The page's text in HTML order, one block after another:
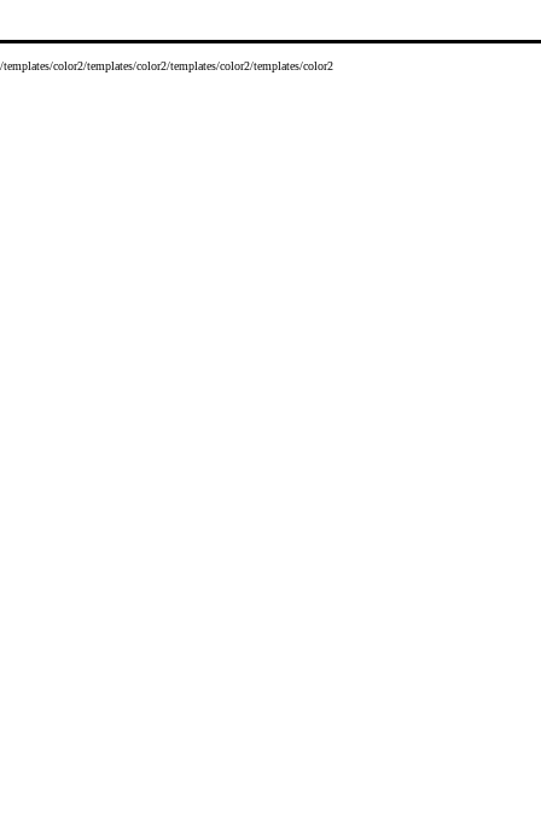
/templates/color2/templates/color2/templates/color2/templates/color2